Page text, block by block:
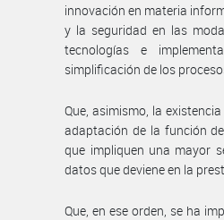
innovación en materia
y la seguridad en las
tecnologías e
simplificación de los
Que, asimismo, la
adaptación de la función
que impliquen una mayor
datos que deviene en la
Que, en ese orden, se ha